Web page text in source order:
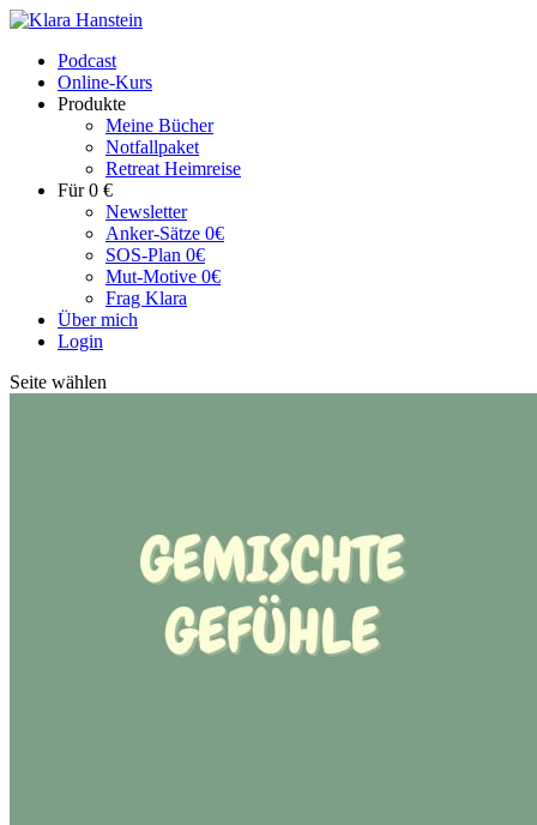
Podcast
Online-Kurs
Produkte
Meine Bücher
Notfallpaket
Retreat Heimreise
Für 0 €
Newsletter
Anker-Sätze 0€
SOS-Plan 0€
Mut-Motive 0€
Frag Klara
Über mich
Login
Seite wählen